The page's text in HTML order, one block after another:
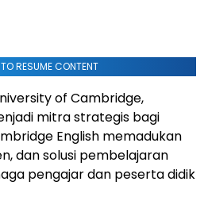
RESUME CONTENT
of Cambridge,
mitra strategis bagi
English memadukan
dan solusi pembelajaran
pengajar dan peserta didik